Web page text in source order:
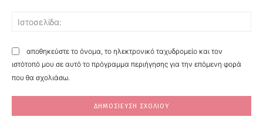
αποθηκεύστε το όνομα, το ηλεκτρονικό ταχυδρομείο και τον
ιστότοπό μου σε αυτό το πρόγραμμα περιήγησης για την επόμενη φορά
που θα σχολιάσω.